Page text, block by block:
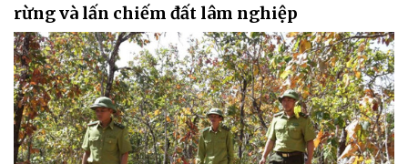
rừng và lấn chiếm đất lâm nghiệp